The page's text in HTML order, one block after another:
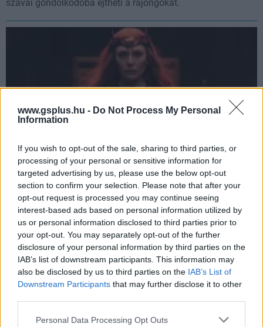
www.gsplus.hu - Do Not Process My Personal
Information
If you wish to opt-out of the sale, sharing to third parties, or
processing of your personal or sensitive information for
targeted advertising by us, please use the below opt-out
section to confirm your selection. Please note that after your
opt-out request is processed you may continue seeing
interest-based ads based on personal information utilized by
us or personal information disclosed to third parties prior to
your opt-out. You may separately opt-out of the further
disclosure of your personal information by third parties on the
IAB’s list of downstream participants. This information may
also be disclosed by us to third parties on the IAB’s List of
Downstream Participants that may further disclose it to other
Please note that this website/app uses one or more Google
Personal Data Processing Opt Outs
szavai gondolkodóba ejtheti a rajongókat.
Egy kaszkadőrvideó alapján sokkal brutálisabb is
lehetett volna a Doctor Strange 2 egyik jelenete
| 2022.09.24 19:50
A Kamar-Taj csatájának véresebb változatát sok Sam Raimi-
rajongó értékelte volna.